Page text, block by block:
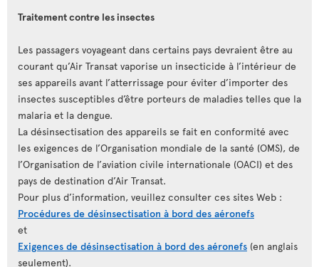
Traitement contre les insectes
Les passagers voyageant dans certains pays devraient être au
courant qu’Air Transat vaporise un insecticide à l’intérieur de
ses appareils avant l’atterrissage pour éviter d’importer des
insectes susceptibles d’être porteurs de maladies telles que la
malaria et la dengue.
La désinsectisation des appareils se fait en conformité avec
les exigences de l’Organisation mondiale de la santé (OMS), de
l’Organisation de l’aviation civile internationale (OACI) et des
pays de destination d’Air Transat.
Pour plus d’information, veuillez consulter ces sites Web :
Procédures de désinsectisation à bord des aéronefs
et
Exigences de désinsectisation à bord des aéronefs (en anglais
seulement).